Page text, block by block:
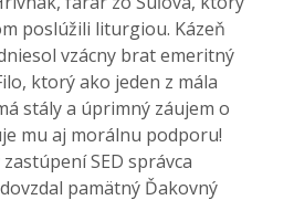
poslúžili liturgiou. Kázeň
vzácny brat emeritný
ktorý ako jeden z mála
stály a úprimný záujem o
mu aj morálnu podporu!
SED správca
pamätný Ďakovný